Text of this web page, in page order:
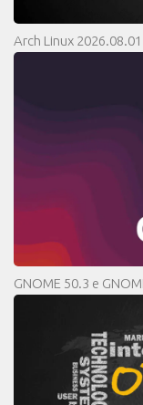
Arch Linux
GNOME 50.3 e